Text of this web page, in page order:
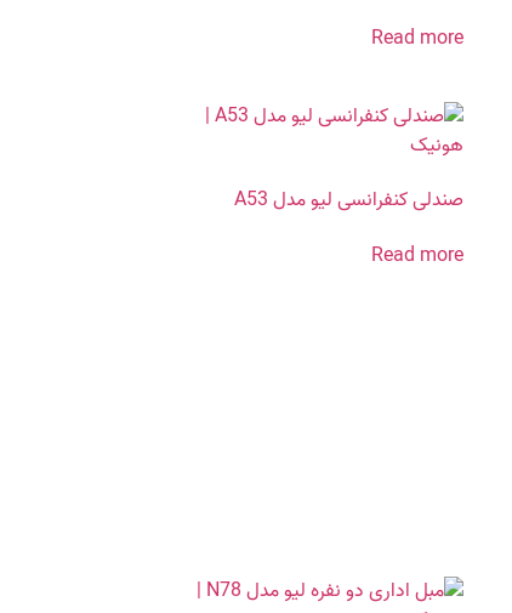
Read more
صندلی کنفرانسی لیو مدل A53
Read more